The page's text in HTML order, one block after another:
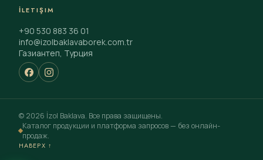
İLETIŞIM
+90 530 883 36 01
info@izolbaklavaborek.com.tr
Газиантеп, Турция
© 2026 İzol Baklava. Все права защищены.
Каталог продукции и платформа запросов — без онлайн-
продаж.
НАВЕРХ ↑